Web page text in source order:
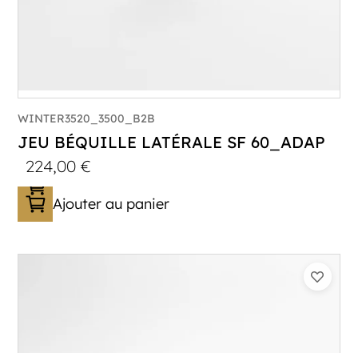
WINTER3520_3500_B2B
JEU BÉQUILLE LATÉRALE SF 60_ADAP
224,00€
Ajouter au panier